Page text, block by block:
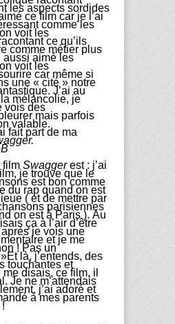
les aspects sordides
ce film car je l’ai
comme les
voit les
ce qu’ils
comme métier plus
aussi aimé les
voit les
car même si
une « cité » notre
J’ai au
mélancolie, je
vois des
mais parfois
valable.
fait part de ma
film Swaggerest : j’ai
je trouve que le
est bon comme
du rap quand on est
( et de mettre par
parisiennes
on est à Paris ). Au
ça à l’air d’être
je vois une
et je me
! Pas un
Et là, j’entends, des
touchantes et
disais, ce film, il
Je ne m’attendais
j’ai adoré et
à mes parents